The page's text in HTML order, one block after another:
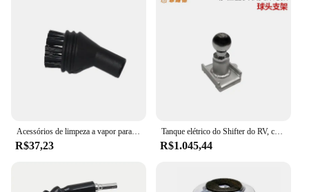
R$37,23
Tanque elétrico do Shifter do RV, carro do Mover do RV
R$1.045,44